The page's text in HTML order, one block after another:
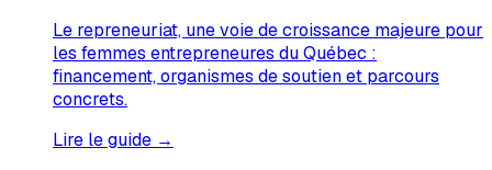
Le repreneuriat, une voie de croissance majeure pour
les femmes entrepreneures du Québec :
financement, organismes de soutien et parcours
concrets.
Lire le guide →